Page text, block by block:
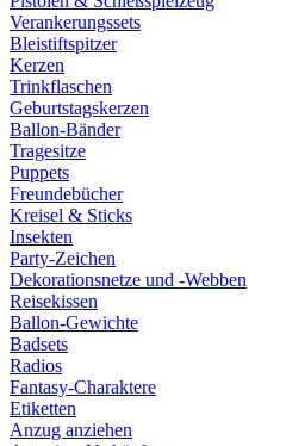
Verankerungssets
Bleistiftspitzer
Kerzen
Trinkflaschen
Geburtstagskerzen
Ballon-Bänder
Tragesitze
Puppets
Freundebücher
Kreisel & Sticks
Insekten
Party-Zeichen
Dekorationsnetze und -Webben
Reisekissen
Ballon-Gewichte
Badsets
Radios
Fantasy-Charaktere
Etiketten
Anzug anziehen